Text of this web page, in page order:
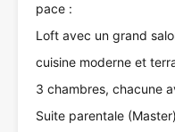
pace :
Loft avec un grand
cuisine moderne et
3 chambres, chacune
Suite parentale